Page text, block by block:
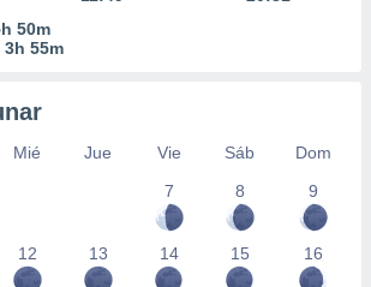
50m
3h 55m
Mié Jue Vie Sáb
Dom
7
8 9
12 13 14 15 16